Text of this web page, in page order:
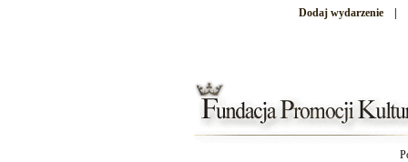
Dodaj wydarzenie